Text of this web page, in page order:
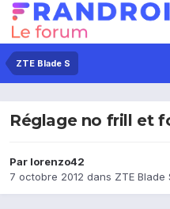
ZTE Blade S
Réglage no frill et
Par lorenzo42
7 octobre 2012 dans ZTE Blade